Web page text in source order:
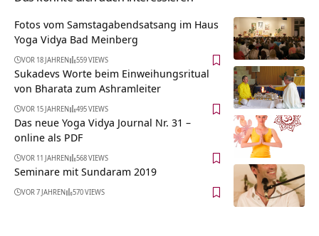
Fotos vom Samstagabendsatsang im Haus
Yoga Vidya Bad Meinberg
VOR 18 JAHREN 559 VIEWS
Sukadevs Worte beim Einweihungsritual
von Bharata zum Ashramleiter
VOR 15 JAHREN 495 VIEWS
Das neue Yoga Vidya Journal Nr. 31 –
online als PDF
VOR 11 JAHREN 568 VIEWS
Seminare mit Sundaram 2019
VOR 7 JAHREN 570 VIEWS